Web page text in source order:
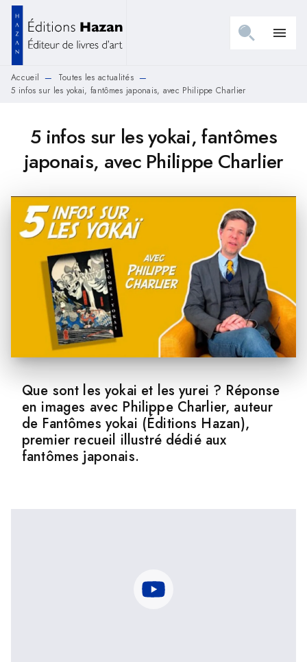
MENU RECHERCHE
PIED DE PAGE
menu
Accueil — Toutes les actualités —
5 infos sur les yokai, fantômes japonais, avec Philippe Charlier
5 infos sur les yokai, fantômes
japonais, avec Philippe Charlier
Que sont les yokai et les yurei ? Réponse
en images avec Philippe Charlier, auteur
de Fantômes yokai (Éditions Hazan),
premier recueil illustré dédié aux
fantômes japonais.